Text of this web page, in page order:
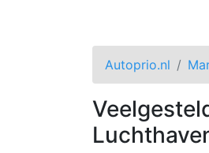
Autoprio.nl